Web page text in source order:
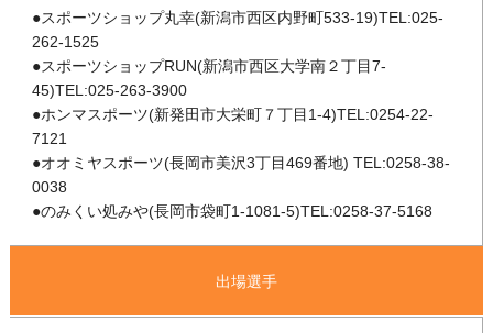
●スポーツショップ丸幸(新潟市西区内野町533-19)TEL:025-
262-1525
●スポーツショップRUN(新潟市西区大学南２丁目7-
45)TEL:025-263-3900
●ホンマスポーツ(新発田市大栄町７丁目1-4)TEL:0254-22-
7121
●オオミヤスポーツ(長岡市美沢3丁目469番地) TEL:0258-38-
0038
●のみくい処みや(長岡市袋町1-1081-5)TEL:0258-37-5168
出場選手